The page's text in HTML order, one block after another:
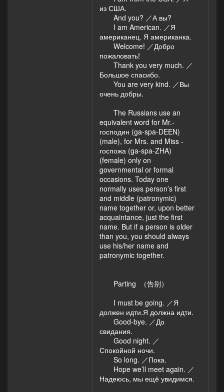
из США.
And you? ／А вы?
I am American. ／Я
американец. Я американка.
Welcome! ／Добро
пожаловать!
Thank you very much. ／
Большое спасибо.
You are very kind. ／Вы
очень добры.
The Russians use an
equivalent word for Mr.-
господин (ga-spa-DEEN)
(male), for Mrs. and Miss -
госпожа (ga-spa-ZHA)
(female) only on
governmental or formal
occasions. Today one
normally uses person’s first
and middle (patronymic)
name together or, upon better
acquaintance, just the first
name. But if a person is older
than you, you should always
use his/her name and
patronymic together.
Parting （告别）
I must be going. ／Я
должен идти.Я должна идти.
Good-bye. ／До
свидания.
Good night. ／
Спокойной ночи.
So long. ／Пока.
Hope we’ll meet again. ／
Надеюсь, мы ещё увидимся.